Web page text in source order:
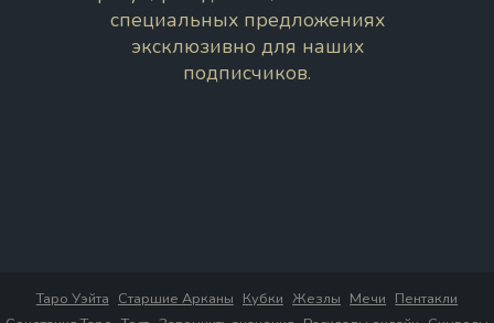
специальных предложениях
эксклюзивно для наших
подписчиков.
Таро Уэйта Старшие Арканы Кубки Жезлы Мечи Пентакли